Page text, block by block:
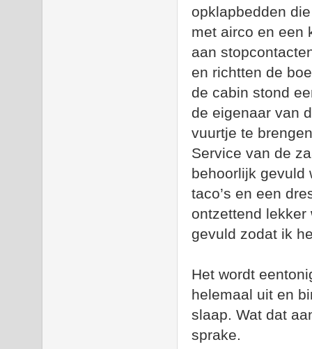
opklapbedden
met airco en een
aan
en richtten de
de cabin stond
de eigenaar van
vuurtje te
Service van de
behoorlijk gevuld
taco’s en een
ontzettend lekker
gevuld zodat ik
Het wordt
helemaal uit en
slaap. Wat dat
sprake.